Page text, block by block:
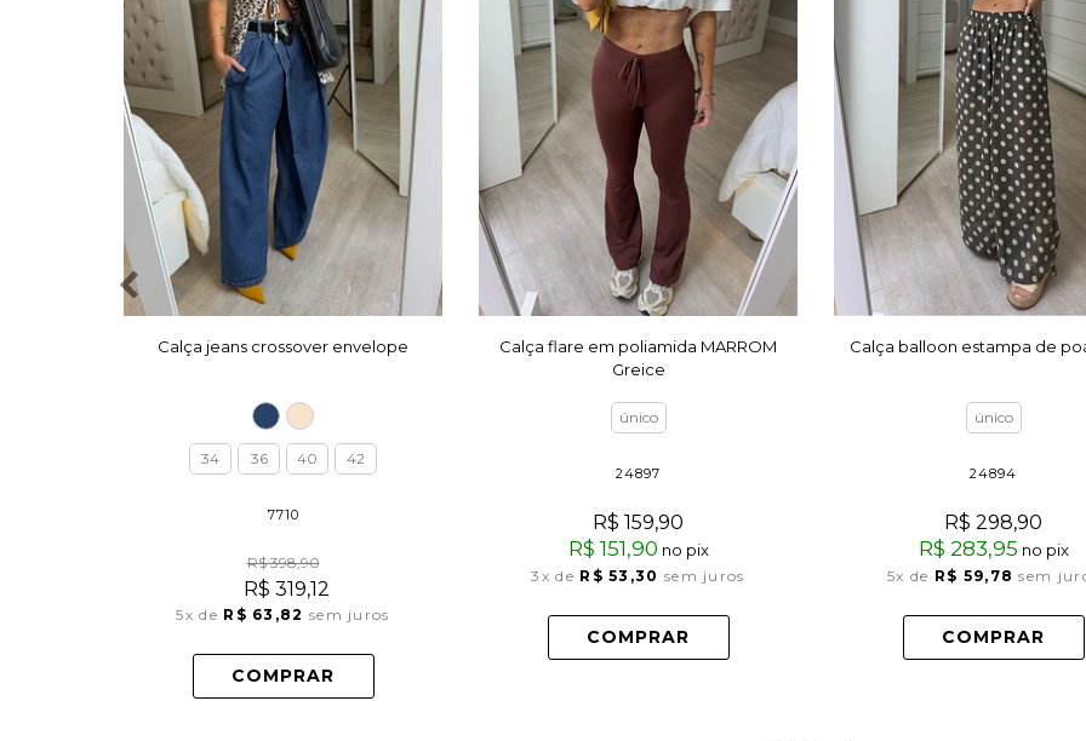
Calça jeans crossover envelope
34 36 40 42
7710
R$ 398,90
R$ 319,12
5x de R$ 63,82 sem juros
COMPRAR
Calça flare em poliamida MARROM
Greice
único
24897
R$ 159,90
R$ 151,90 no pix
3x de R$ 53,30 sem juros
COMPRAR
Calça balloon estampa de
único
24894
R$ 298,90
R$ 283,95 no pix
5x de R$ 59,78 sem
COMPRAR